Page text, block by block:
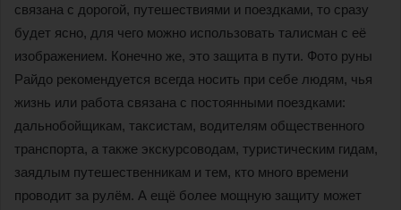
связана с дорогой, путешествиями и поездками, то сразу
будет ясно, для чего можно использовать талисман с её
изображением. Конечно же, это защита в пути. Фото руны
Райдо рекомендуется всегда носить при себе людям, чья
жизнь или работа связана с постоянными поездками:
дальнобойщикам, таксистам, водителям общественного
транспорта, а также экскурсоводам, туристическим гидам,
заядлым путешественникам и тем, кто много времени
проводит за рулём. А ещё более мощную защиту может